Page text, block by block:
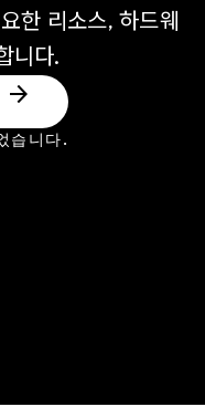
한 리소스, 하드웨
니다.
arrow_forward
습니다.